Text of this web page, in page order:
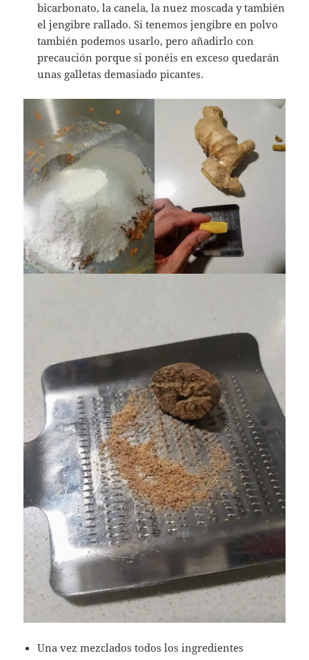
bicarbonato, la canela, la nuez moscada y también
el jengibre rallado. Si tenemos jengibre en polvo
también podemos usarlo, pero añadirlo con
precaución porque si ponéis en exceso quedarán
unas galletas demasiado picantes.
Una vez mezclados todos los ingredientes